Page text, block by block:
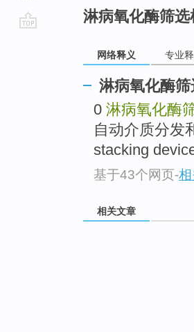
淋病氧化酶筛选
网络释义 专业
淋病氧化酶筛
0 淋病氧化酶
自动介质分发
stacking
基于43个网页-
相关文章